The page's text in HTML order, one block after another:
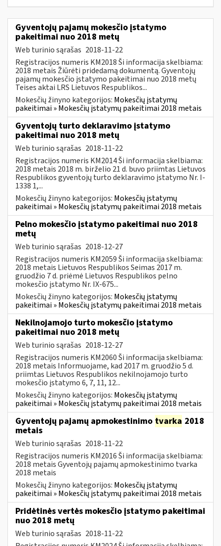
Gyventojų pajamų mokesčio įstatymo
pakeitimai nuo 2018 metų
Web turinio sąrašas 2018-11-22
Registracijos numeris KM2018 Ši informacija skelbiama:
2018 metais Žiūrėti pridedamą dokumentą. Gyventojų
pajamų mokesčio įstatymo pakeitimai nuo 2018 metų
Teises aktai LRS Lietuvos Respublikos...
Mokesčių žinyno kategorijos: Mokesčių įstatymų
pakeitimai » Mokesčių įstatymų pakeitimai 2018 metais
Gyventojų turto deklaravimo įstatymo
pakeitimai nuo 2018 metų
Web turinio sąrašas 2018-11-22
Registracijos numeris KM2014 Ši informacija skelbiama:
2018 metais 2018 m. birželio 21 d. buvo priimtas Lietuvos
Respublikos gyventojų turto deklaravimo įstatymo Nr. I-
1338 1,...
Mokesčių žinyno kategorijos: Mokesčių įstatymų
pakeitimai » Mokesčių įstatymų pakeitimai 2018 metais
Pelno mokesčio įstatymo pakeitimai nuo 2018
metų
Web turinio sąrašas 2018-12-27
Registracijos numeris KM2059 Ši informacija skelbiama:
2018 metais Lietuvos Respublikos Seimas 2017 m.
gruodžio 7 d. priėmė Lietuvos Respublikos pelno
mokesčio įstatymo Nr. IX-675...
Mokesčių žinyno kategorijos: Mokesčių įstatymų
pakeitimai » Mokesčių įstatymų pakeitimai 2018 metais
Nekilnojamojo turto mokesčio įstatymo
pakeitimai nuo 2018 metų
Web turinio sąrašas 2018-12-27
Registracijos numeris KM2060 Ši informacija skelbiama:
2018 metais Informuojame, kad 2017 m. gruodžio 5 d.
priimtas Lietuvos Respublikos nekilnojamojo turto
mokesčio įstatymo 6, 7, 11, 12...
Mokesčių žinyno kategorijos: Mokesčių įstatymų
pakeitimai » Mokesčių įstatymų pakeitimai 2018 metais
Gyventojų pajamų apmokestinimo tvarka 2018
metais
Web turinio sąrašas 2018-11-22
Registracijos numeris KM2016 Ši informacija skelbiama:
2018 metais Gyventojų pajamų apmokestinimo tvarka
2018 metais
Mokesčių žinyno kategorijos: Mokesčių įstatymų
pakeitimai » Mokesčių įstatymų pakeitimai 2018 metais
Pridėtinės vertės mokesčio įstatymo pakeitimai
nuo 2018 metų
Web turinio sąrašas 2018-11-22